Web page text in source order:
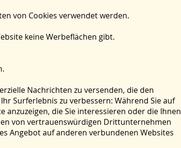
von Cookies verwendet werden.
keine Werbeflächen gibt.
Nachrichten zu versenden, die den
Surferlebnis zu verbessern: Während Sie auf
anzuzeigen, die Sie interessieren oder die Ihnen
von vertrauenswürdigen Drittunternehmen
Angebot auf anderen verbundenen Websites